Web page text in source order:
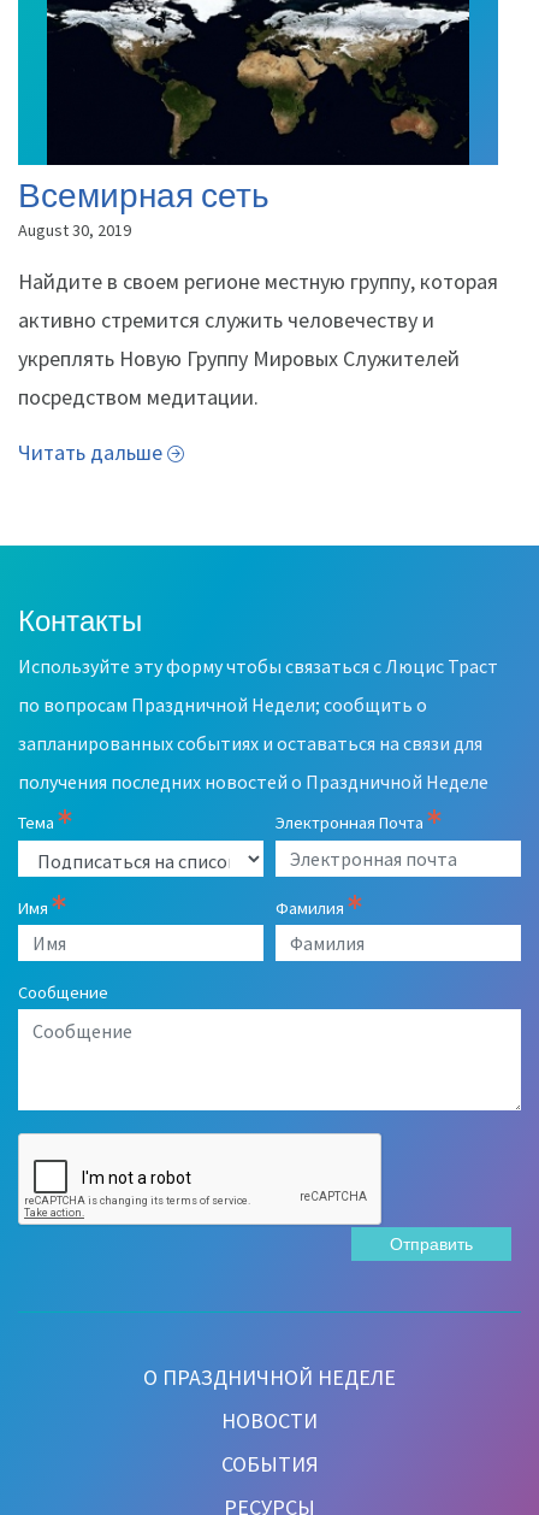
Всемирная сеть
August 30, 2019
Найдите в своем регионе местную группу, которая
активно стремится служить человечеству и
укреплять Новую Группу Мировых Служителей
посредством медитации.
Читать дальше
О ПРАЗДНИЧНОЙ НЕДЕЛЕ
НОВОСТИ
СОБЫТИЯ
РЕСУРСЫ
Leave
field
Контакты
Используйте эту форму чтобы связаться с Люцис Траст
по вопросам Праздничной Недели; сообщить о
запланированных событиях и оставаться на связи для
получения последних новостей о Праздничной Неделе
Тема Электронная Почта
Имя Фамилия
Сообщение
Отправить